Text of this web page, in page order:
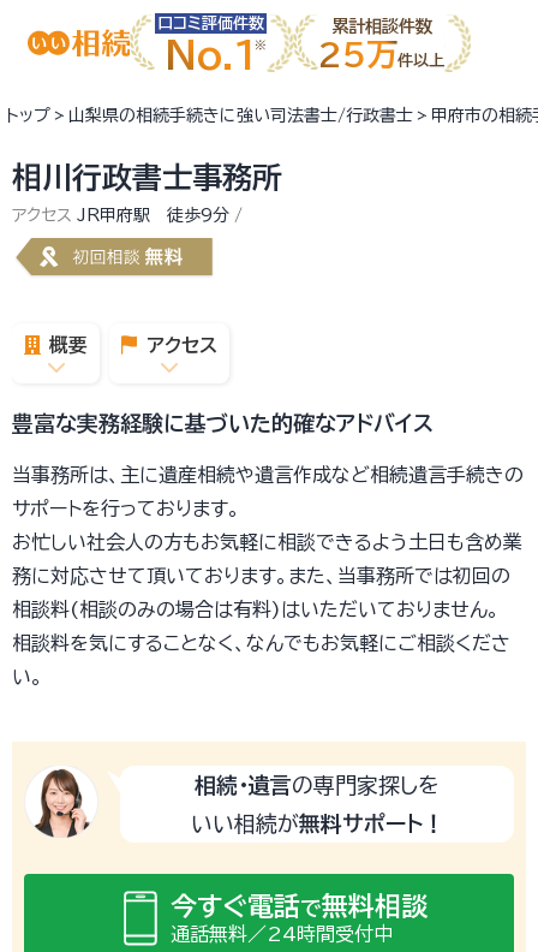
口コミ評価件数
No.1
累計相談件数
25万件以上
トップ 山梨県の相続手続きに強い司法書士/行政書士 甲府市の相
相川行政書士事務所
アクセス JR甲府駅 徒歩9分
概要 アクセス
豊富な実務経験に基づいた的確なアドバイス
当事務所は、主に遺産相続や遺言作成など相続遺言手続きの
サポートを行っております。
お忙しい社会人の方もお気軽に相談できるよう土日も含め業
務に対応させて頂いております。また、当事務所では初回の
相談料(相談のみの場合は有料)はいただいておりません。
相談料を気にすることなく、なんでもお気軽にご相談くださ
い。
相続・遺言の専門家探しを
いい相続が無料サポート！
今すぐ電話で無料相談
通話無料／24時間受付中